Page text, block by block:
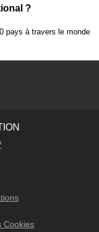
?
pays à travers le monde
Cookies